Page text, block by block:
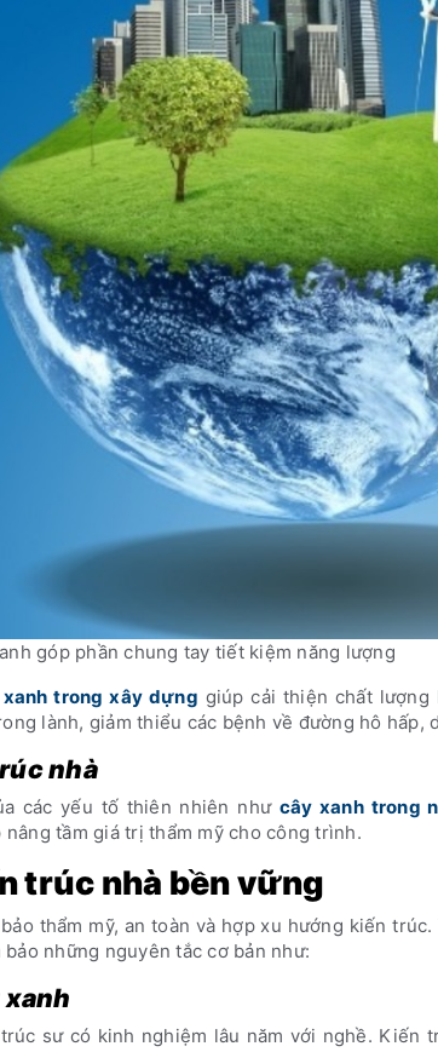
góp phần chung tay tiết kiệm năng lượng
trong xây dựng giúp cải thiện chất lượng
lành, giảm thiểu các bệnh về đường hô hấp,
nhà
các yếu tố thiên nhiên như cây xanh trong
tầm giá trị thẩm mỹ cho công trình.
trúc nhà bền vững
thẩm mỹ, an toàn và hợp xu hướng kiến
những nguyên tắc cơ bản như:
sư có kinh nghiệm lâu năm với nghề. Kiến